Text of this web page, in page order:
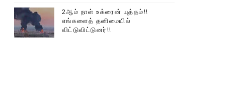
2ஆம் நாள் உக்ரைன் யுத்தம்!!
எங்களைத் தனிமையில்
விட்டுவிட்டுனர்!!